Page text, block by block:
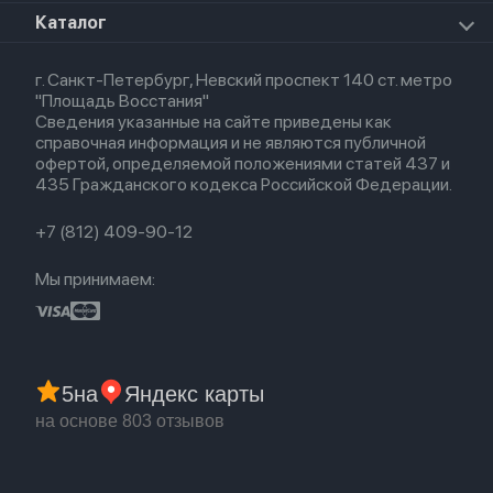
Apple Watch SE 2022
Airpods 3
Airpods (1-е)
EarPods
HomePod 2
Для Macbook
О магазине
Политика конфиденциальности
Оплата и доставка
Партнерская программа
Гарантия
Обмен и возврат
Бонусы
Каталог
Новые поступления
Популярное
Акции
г. Санкт-Петербург, Невский проспект 140 ст. метро
"Площадь Восстания"
Сведения указанные на сайте приведены как
справочная информация и не являются публичной
офертой, определяемой положениями статей 437 и
435 Гражданского кодекса Российской Федерации.
+7 (812) 409-90-12
Мы принимаем:
5на Яндекс карты
на основе 803 отзывов